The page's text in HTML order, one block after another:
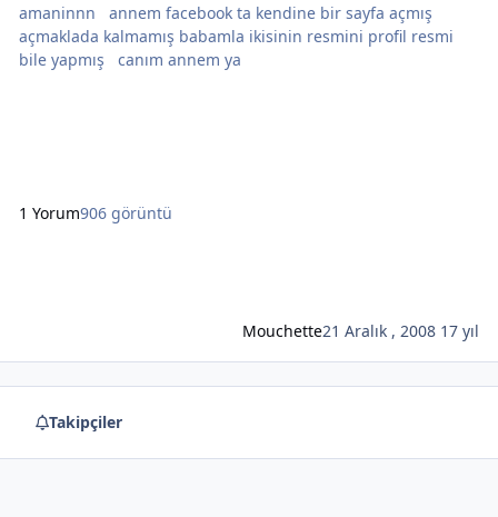
amaninnn annem facebook ta kendine bir sayfa açmış
açmaklada kalmamış babamla ikisinin resmini profil resmi
bile yapmış canım annem ya
1 Yorum906 görüntü
Mouchette21 Aralık , 2008 17 yıl
Takipçiler